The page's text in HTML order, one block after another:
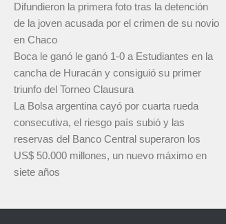
Difundieron la primera foto tras la detención
de la joven acusada por el crimen de su novio
en Chaco
Boca le ganó le ganó 1-0 a Estudiantes en la
cancha de Huracán y consiguió su primer
triunfo del Torneo Clausura
La Bolsa argentina cayó por cuarta rueda
consecutiva, el riesgo país subió y las
reservas del Banco Central superaron los
US$ 50.000 millones, un nuevo máximo en
siete años